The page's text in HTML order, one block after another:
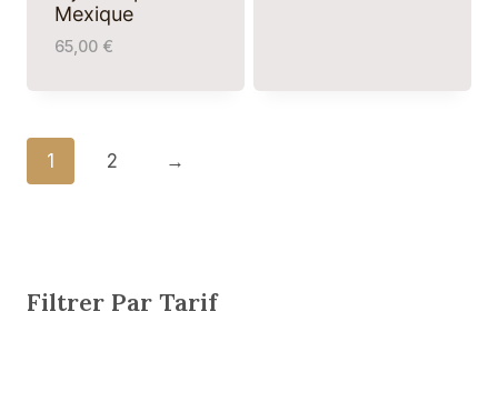
Mexique
65,00 €
1 2 →
Filtrer Par Tarif